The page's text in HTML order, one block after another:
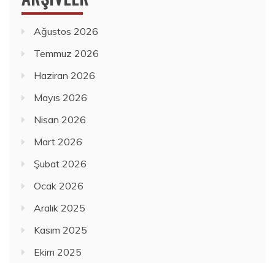
Ağustos 2026
Temmuz 2026
Haziran 2026
Mayıs 2026
Nisan 2026
Mart 2026
Şubat 2026
Ocak 2026
Aralık 2025
Kasım 2025
Ekim 2025